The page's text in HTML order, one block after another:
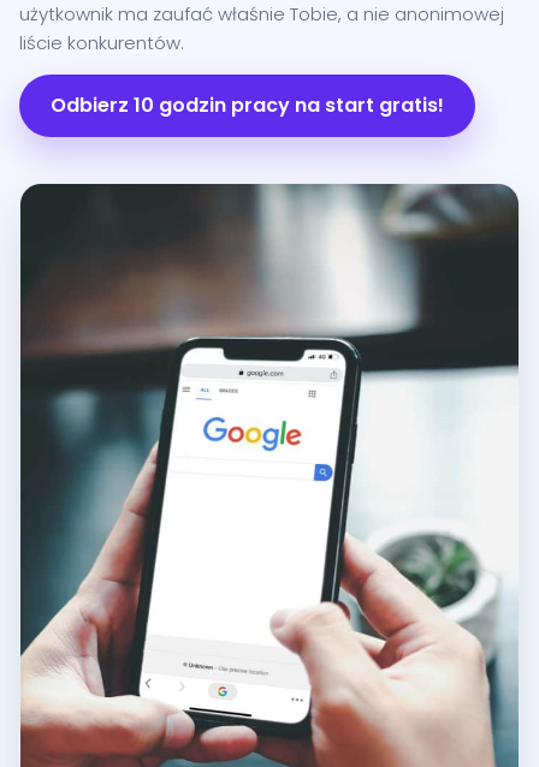
użytkownik ma zaufać właśnie Tobie, a nie anonimowej
liście konkurentów.
Odbierz 10 godzin pracy na start gratis!